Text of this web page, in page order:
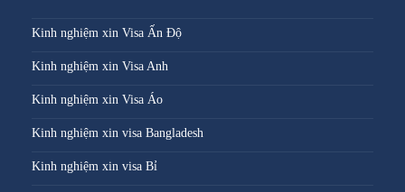
Kinh nghiệm xin Visa Ấn Độ
Kinh nghiệm xin Visa Anh
Kinh nghiệm xin Visa Áo
Kinh nghiệm xin visa Bangladesh
Kinh nghiệm xin visa Bỉ